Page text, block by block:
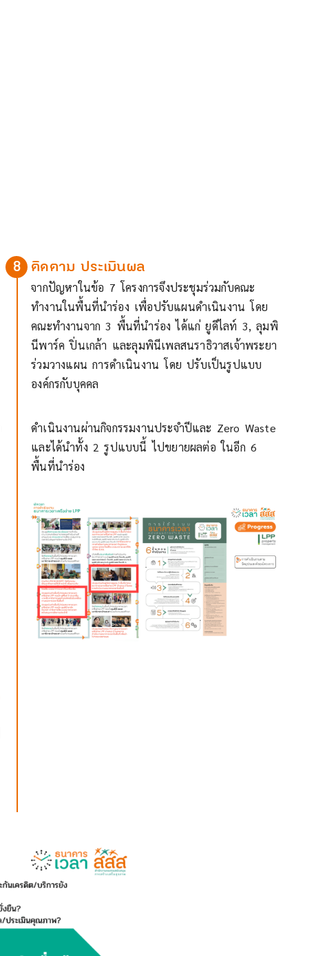
8 ติดตาม ประเมินผล
จากปัญหาในข้อ 7 โครงการจึงประชุมร่วมกับคณะ
ทำงานในพื้นที่นำร่อง เพื่อปรับแผนดำเนินงาน โดย
คณะทำงานจาก 3 พื้นที่นำร่อง ได้แก่ ยูดีไลท์ 3, ลุมพิ
นีพาร์ค ปิ่นเกล้า และลุมพินีเพลสนราธิวาสเจ้าพระยา
ร่วมวางแผน การดำเนินงาน โดย ปรับเป็นรูปแบบ
องค์กรกับบุคคล
ดำเนินงานผ่านกิจกรรมงานประจำปีและ Zero Waste
และได้นำทั้ง 2 รูปแบบนี้ ไปขยายผลต่อ ในอีก 6
พื้นที่นำร่อง